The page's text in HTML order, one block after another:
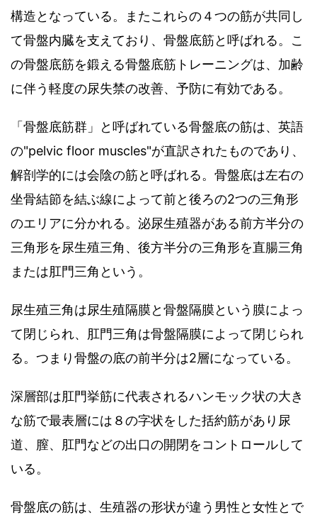
構造となっている。またこれらの４つの筋が共同し
て骨盤内臓を支えており、骨盤底筋と呼ばれる。こ
の骨盤底筋を鍛える骨盤底筋トレーニングは、加齢
に伴う軽度の尿失禁の改善、予防に有効である。
「骨盤底筋群」と呼ばれている骨盤底の筋は、英語
の"pelvic floor muscles"が直訳されたものであり、
解剖学的には会陰の筋と呼ばれる。骨盤底は左右の
坐骨結節を結ぶ線によって前と後ろの2つの三角形
のエリアに分かれる。泌尿生殖器がある前方半分の
三角形を尿生殖三角、後方半分の三角形を直腸三角
または肛門三角という。
尿生殖三角は尿生殖隔膜と骨盤隔膜という膜によっ
て閉じられ、肛門三角は骨盤隔膜によって閉じられ
る。つまり骨盤の底の前半分は2層になっている。
深層部は肛門挙筋に代表されるハンモック状の大き
な筋で最表層には８の字状をした括約筋があり尿
道、膣、肛門などの出口の開閉をコントロールして
いる。
骨盤底の筋は、生殖器の形状が違う男性と女性とで